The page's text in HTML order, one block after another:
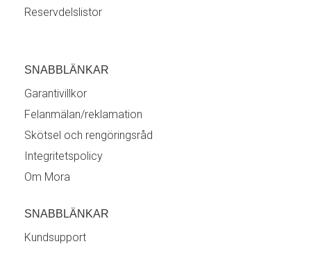
Reservdelslistor
SNABBLÄNKAR
Garantivillkor
Felanmälan/reklamation
Skötsel och rengöringsråd
Integritetspolicy
Om Mora
SNABBLÄNKAR
Kundsupport